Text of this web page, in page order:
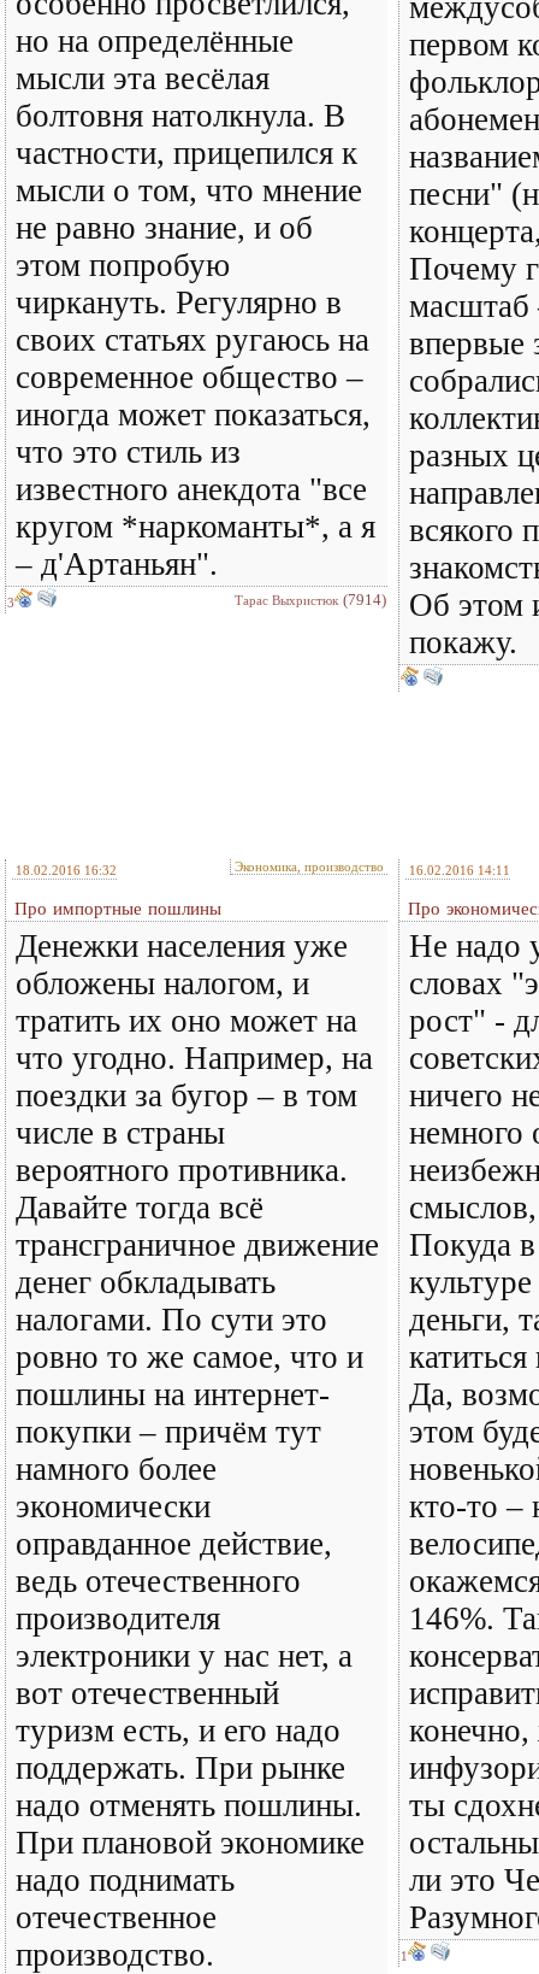
но на определённые
мысли эта весёлая
болтовня натолкнула. В
частности, прицепился к
мысли о том, что мнение
не равно знание, и об
этом попробую
чиркануть. Регулярно в
своих статьях ругаюсь на
современное общество –
иногда может показаться,
что это стиль из
известного анекдота "все
кругом *наркоманты*, а я
– д'Артаньян".
3 Тарас Выхристюк (7914)
первом
песни"
Почему
масштаб
впервые
разных
всякого
Об этом
покажу.
18.02.2016 16:32 Экономика, производство
Про импортные пошлины
Денежки населения уже
обложены налогом, и
тратить их оно может на
что угодно. Например, на
поездки за бугор – в том
числе в страны
вероятного противника.
Давайте тогда всё
трансграничное движение
денег обкладывать
налогами. По сути это
ровно то же самое, что и
пошлины на интернет-
покупки – причём тут
намного более
экономически
оправданное действие,
ведь отечественного
производителя
электроники у нас нет, а
вот отечественный
туризм есть, и его надо
поддержать. При рынке
надо отменять пошлины.
При плановой экономике
надо поднимать
отечественное
производство.
16.02.2016 14:11
Про
Не надо
словах
рост" -
ничего
немного
Покуда
деньги,
Да,
этом
кто-то –
146%.
ты
ли это
1